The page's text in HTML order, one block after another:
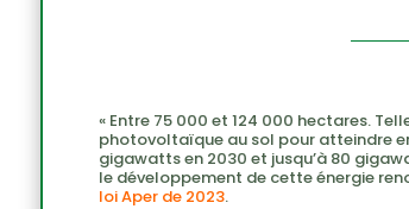
« Entre 75 000 et 124 000 hectares.
photovoltaïque au sol pour atteindre
gigawatts en 2030 et jusqu’à 80
le développement de cette énergie
loi Aper de 2023.